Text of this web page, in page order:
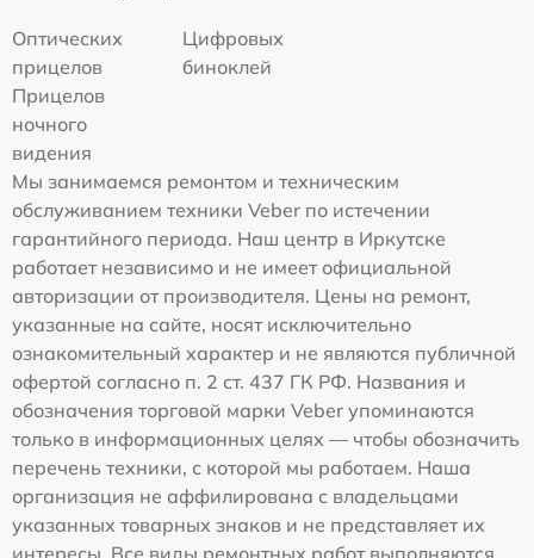
Оптических
прицелов
Цифровых
биноклей
Прицелов
ночного
видения
Мы занимаемся ремонтом и техническим
обслуживанием техники Veber по истечении
гарантийного периода. Наш центр в Иркутске
работает независимо и не имеет официальной
авторизации от производителя. Цены на ремонт,
указанные на сайте, носят исключительно
ознакомительный характер и не являются публичной
офертой согласно п. 2 ст. 437 ГК РФ. Названия и
обозначения торговой марки Veber упоминаются
только в информационных целях — чтобы обозначить
перечень техники, с которой мы работаем. Наша
организация не аффилирована с владельцами
указанных товарных знаков и не представляет их
интересы. Все виды ремонтных работ выполняются